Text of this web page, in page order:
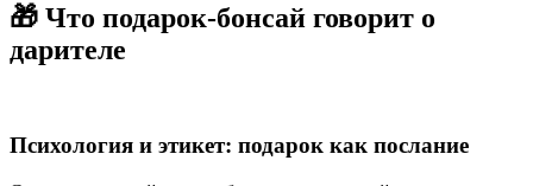
🎁 Что подарок-бонсай говорит о
дарителе
Психология и этикет: подарок как послание